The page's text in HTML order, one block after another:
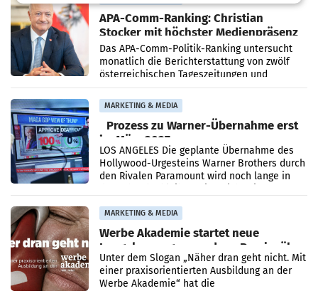
APA-Comm-Ranking: Christian
Stocker mit höchster Medienpräsenz
im Juli
Das APA-Comm-Politik-Ranking untersucht
monatlich die Berichterstattung von zwölf
österreichischen Tageszeitungen und
analysiert, welche Politikerinnen und
Politiker Österreichs die
MARKETING & MEDIA
Prozess zu Warner-Übernahme erst
im März 2027
LOS ANGELES Die geplante Übernahme des
Hollywood-Urgesteins Warner Brothers durch
den Rivalen Paramount wird noch lange in
MARKETING & MEDIA
Werbe Akademie startet neue
Imagekampagne rund um Praxisnähe
Unter dem Slogan „Näher dran geht nicht. Mit
einer praxisorientierten Ausbildung an der
Werbe Akademie“ hat die